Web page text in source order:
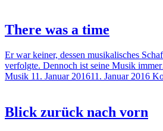
There was a time
Er war keiner, dessen musikalisches
verfolgte. Dennoch ist seine Musik
Musik 11. Januar 201611. Januar 2016
Blick zurück nach vorn